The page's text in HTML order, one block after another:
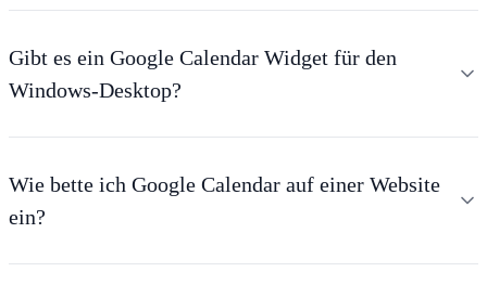
Gibt es ein Google Calendar Widget für den
Windows-Desktop?
Wie bette ich Google Calendar auf einer Website
ein?